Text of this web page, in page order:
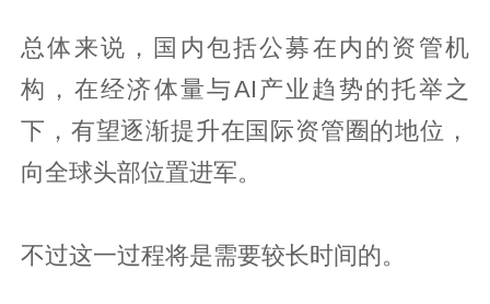
总体来说，国内包括公募在内的资管机
构，在经济体量与AI产业趋势的托举之
下，有望逐渐提升在国际资管圈的地位，
向全球头部位置进军。
不过这一过程将是需要较长时间的。